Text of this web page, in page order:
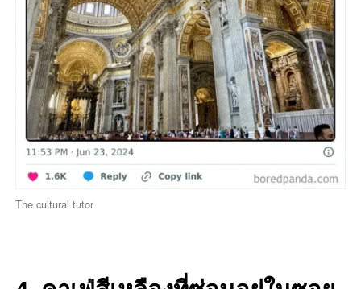
The cultural tutor